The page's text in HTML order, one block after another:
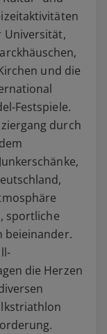
Universität,
und die
Festspiele.
durch
sportliche
beieinander.
die Herzen